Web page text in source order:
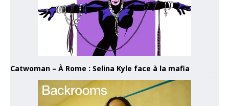
Catwoman – À Rome : Selina Kyle face à la mafia